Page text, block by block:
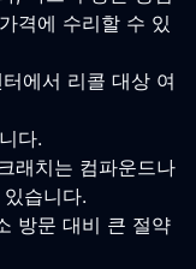
격에 수리할 수 있
에서 리콜 대상 여
다.
래치는 컴파운드나
습니다.
방문 대비 큰 절약